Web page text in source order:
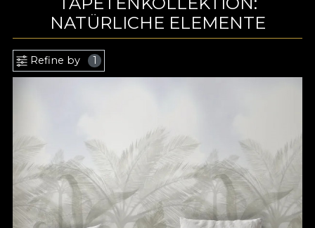
NATÜRLICHE ELEMENTE
Refine by 1